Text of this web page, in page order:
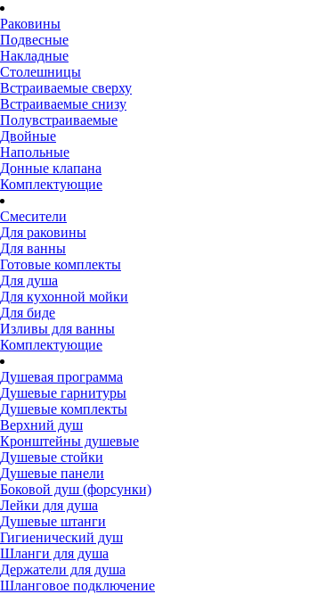
Раковины
Подвесные
Накладные
Столешницы
Встраиваемые сверху
Встраиваемые снизу
Полувстраиваемые
Двойные
Напольные
Донные клапана
Комплектующие
Смесители
Для раковины
Для ванны
Готовые комплекты
Для душа
Для кухонной мойки
Для биде
Изливы для ванны
Комплектующие
Душевая программа
Душевые гарнитуры
Душевые комплекты
Верхний душ
Кронштейны душевые
Душевые стойки
Душевые панели
Боковой душ (форсунки)
Лейки для душа
Душевые штанги
Гигиенический душ
Шланги для душа
Держатели для душа
Шланговое подключение